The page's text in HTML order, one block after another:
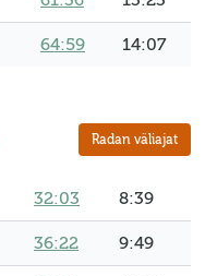
64:59 14:07
Radan väliajat
32:03 8:39
36:22 9:49